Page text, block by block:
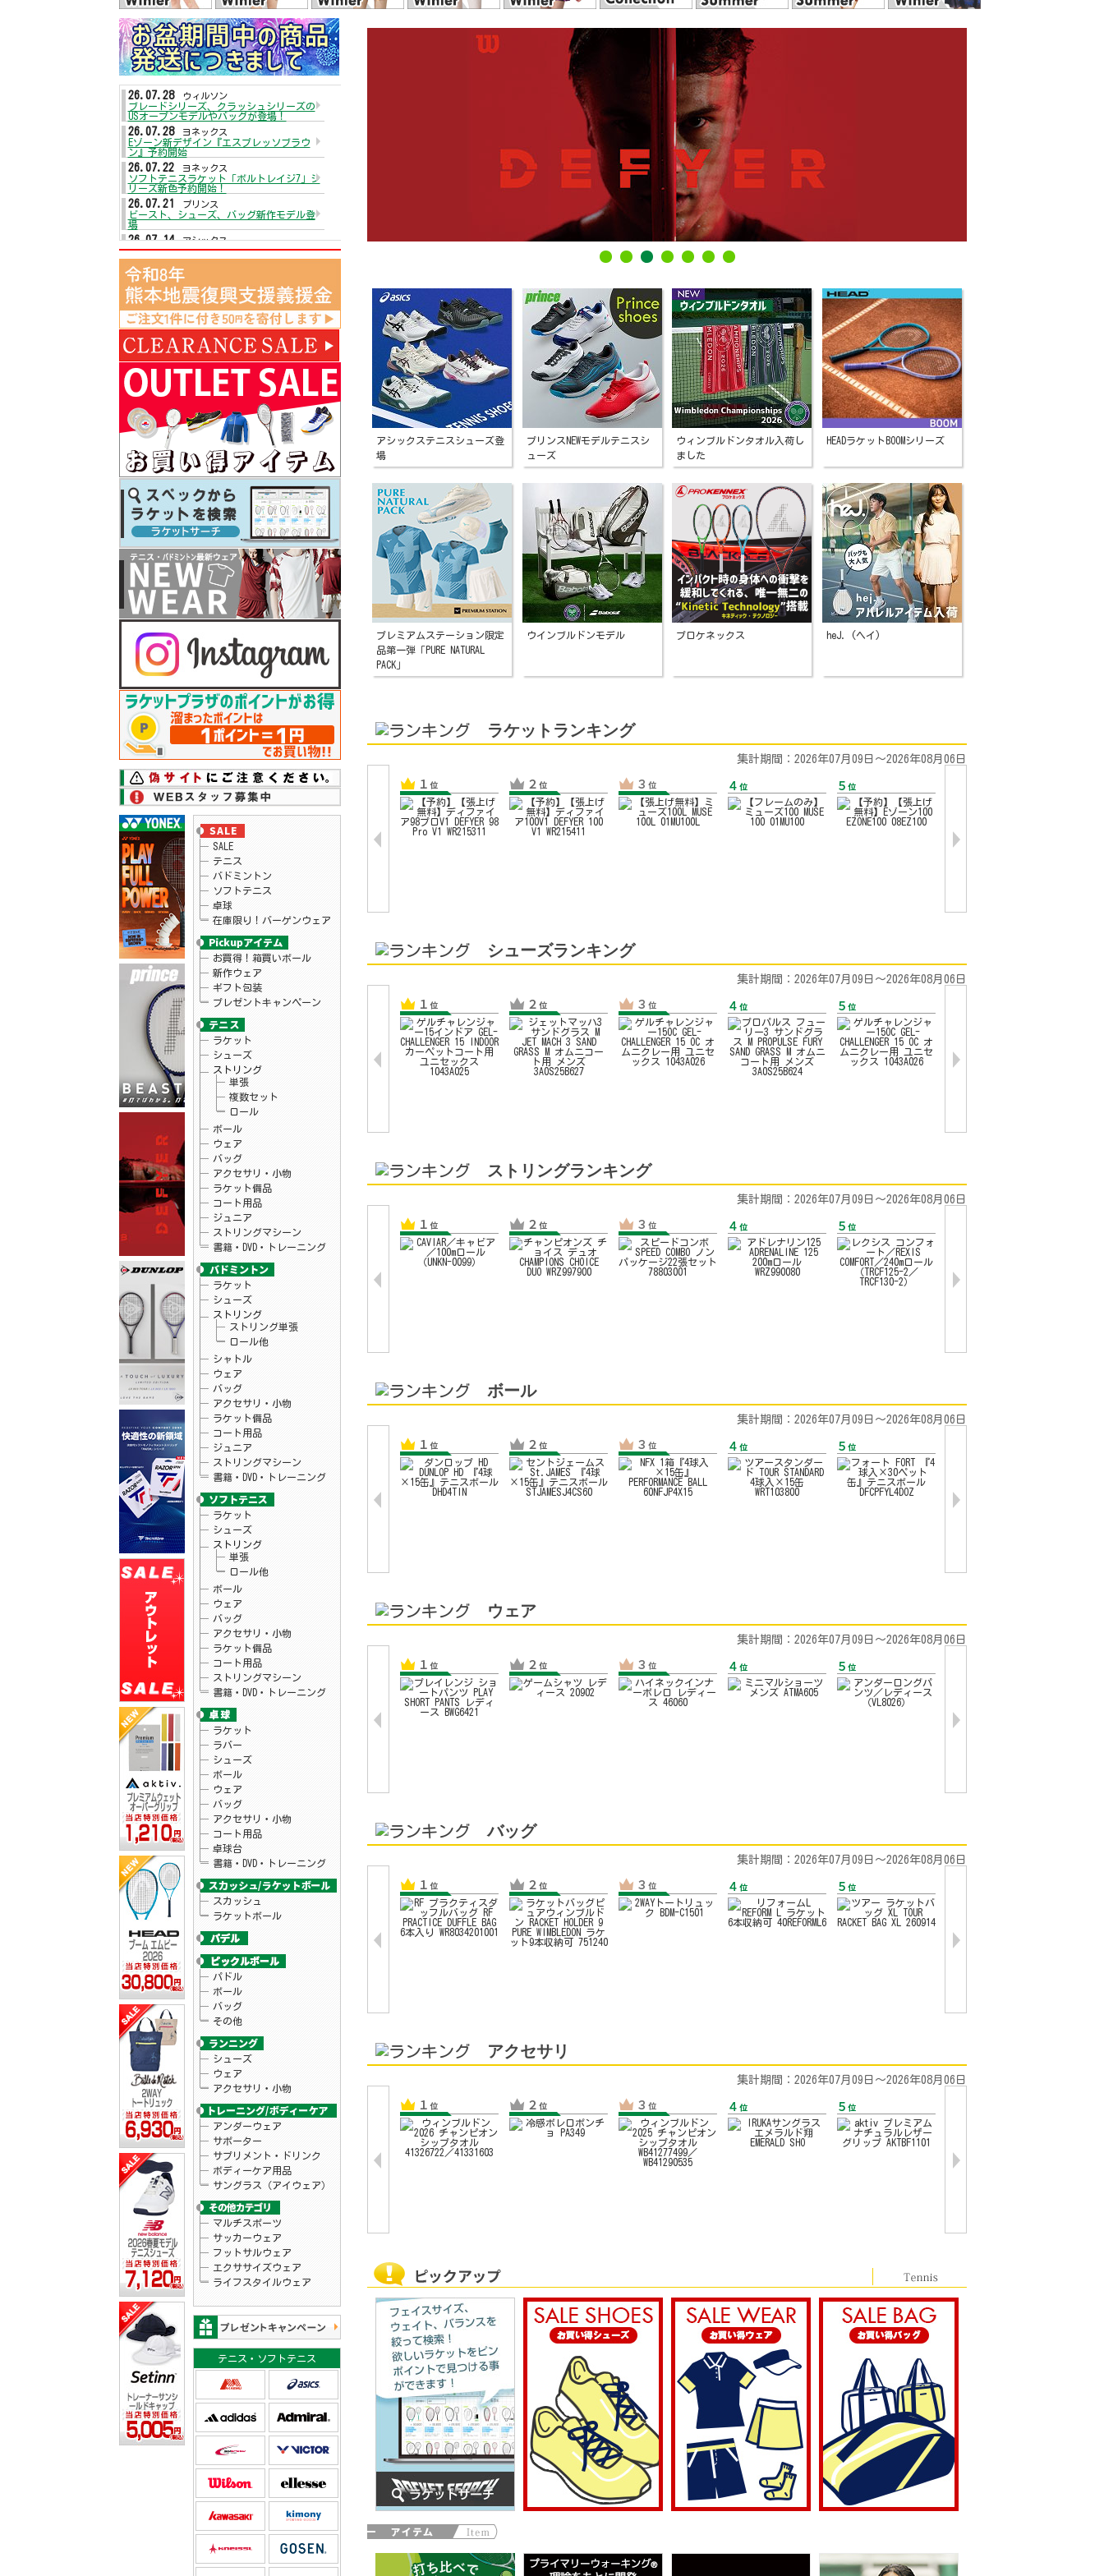
26.07.28 ウィルソン
ブレードシリーズ、クラッシュシリーズの
USオープンモデルやバッグが登場！
26.07.28 ヨネックス
Eゾーン新デザイン『エスプレッソブラウ
ン』予約開始
26.07.22 ヨネックス
ソフトテニスラケット「ボルトレイジ7」シ
リーズ新色予約開始！
26.07.21 プリンス
ビースト、シューズ、バッグ新作モデル登
場
26.07.14 アシックス
テニスシューズがプライスダウン☆
26.07.13
テニスシューズ「パワークッションエアラ
スダッシュ5」が入荷！
26.07.13 ダンロップ
2026年秋冬モデルウェアが入荷！
26.07.09 ウィルソン
テニスラケットディファイアシリーズ予約
開始
26.07.09 アシックス
テニス シューズ シリーズ 予約開始！
26.07.08 プリンス
テニスラケット「ツアー（TOUR）」」シリ
ーズ予約開始！
26.07.07 フィラ
2026年秋冬モデルウェアが予約開始！
26.07.07 ダンロップ
セントジェームスお買い上げでボールバッ
グプレゼント
26.07.07 テクニファイバー
COURTまたはNFXお買い上げでレーザースピ
ン2張プレゼント
26.07.06 ゴーセン
夏企画Tシャツが入荷しました♪
26.06.26 ダンロップ
2026年秋冬モデルウェアが予約開始！
26.06.25 ゴーセン
2025年秋冬モデルテニスウェアがプライス
ダウン！
26.06.25 ヨネックス
バドシューズ 「パワークッション65Z」シ
リーズ再入荷
26.06.22 ゴーセン
セサミストリートコラボTシャツ 予約開始
26.06.22
2026年秋冬モデルのテニスウェア 予約開始
26.06.19 ゴーセン
2026年「秋企画Tシャツ＆キャップ」予約開
始！
26.06.17 ダンロップ
テニスラケット「LX 800、LX 800 TOUR」シ
リーズ予約開始
26.06.17 ダンロップ
テニスラケット「LX 1000」シリーズ予約開
始
2026年秋冬モデルウェアが予約開始！
26.06.15 ニューバランス
2026年モデルのテニスシューズがプライス
ダウン！
26.06.11 スノワート
テニスラケット「ビタス100LS」予約受付
中！
26.06.09 ヨネックス
ヨネックス テニス シューズ「POWER
CUSHION AERUS DASH」予約開始
26.06.09 ヘッド
テニス バッグ ツアー バックパック 予
約開始！
26.06.09 ヘッド
テニスラケット「エクストリーム」シリー
ズ予約開始！
26.06.05 ヘッド
テニスラケット「パワー100」予約開始！
26.06.05 ヨネックス
テニスシューズ「パワークッションエアラ
スダッシュ」シリーズ新色 予約開始！
26.06.02 リーニン
バドミントンラケット「BLADEX 880 志田千
陽選手モデル」入荷！
FILA×mofusand コラボTシャツ入荷しまし
26.05.22 Christy
ウインブルドンチャンピオンシップ2025タ
オル プライスダウンしました♪
26.05.20 Christy
テニス アクセサリ・小物 チャンピオン
シップタオル
26.05.15 ダンロップ
テニスラケット「LX 800」シリーズ予約開
26.05.15 ダンロップ
テニスラケット「LX 1000」シリーズ予約開
26.05.15 バボラ
バボラテニスシューズ 「SFX EVO」予約開
始
26.05.15
バボラテニスシューズ 「JET TERE 2」予
約開始
ヨネックス
ソフトテニス ラケット「VOLTRAGE8」予約
開始
26.04.29 テクニファイバー
次世代ソフトモノフィラメントストリング
「レーザースピン」予約開始
26.04.24 お知らせ
当店のGW休暇中のお問い合わせ・出荷につ
26.04.15 ウィルソン
テニスラケット・バッグ「ブレード V10」
シリーズ販売開始！
26.04.15 ブルイク
「アスリートUVアンブレラ」予約開始！
26.04.10 アクティフ
テニスグリップテープ「プレミアムウェッ
トオーバーグリップ」新発売！
26.04.07 ウィルソン
テニスラケット「ローランギャロスチーム
102」予約開始！
26.04.07 ウィルソン
テニスラケット「ローランギャロスコレク
ションモデル」入荷しました♪
26.04.03 ゴーセン
夏企画Tシャツ・ロゴキャップ予約開始！
SALE
テニス
バドミントン
ソフトテニス
卓球
在庫限り！バーゲンウェア
お買得！箱買いボール
新作ウェア
ギフト包装
プレゼントキャンペーン
ラケット
シューズ
ストリング
単張
複数セット
ロール
ボール
ウェア
バッグ
アクセサリ・小物
ラケット備品
コート用品
ジュニア
ストリングマシーン
書籍・DVD・トレーニング
ラケット
シューズ
ストリング
ストリング単張
ロール他
シャトル
ウェア
バッグ
アクセサリ・小物
ラケット備品
コート用品
ジュニア
ストリングマシーン
書籍・DVD・トレーニング
ラケット
シューズ
ストリング
単張
ロール他
ボール
ウェア
バッグ
アクセサリ・小物
ラケット備品
コート用品
ストリングマシーン
書籍・DVD・トレーニング
ラケット
ラバー
シューズ
ボール
ウェア
バッグ
アクセサリ・小物
コート用品
卓球台
書籍・DVD・トレーニング
スカッシュ
ラケットボール
パドル
ボール
バッグ
その他
シューズ
ウェア
アクセサリ・小物
アンダーウェア
サポーター
サプリメント・ドリンク
ボディーケア用品
サングラス（アイウェア）
マルチスポーツ
サッカーウェア
フットサルウェア
エクササイズウェア
ライフスタイルウェア
テニス・ソフトテニス
アシックステニスシューズ登
場
プリンスNEWモデルテニスシ
ューズ
ウィンブルドンタオル入荷し
ました
HEADラケットBOOMシリーズ
プレミアムステーション限定
品第一弾「PURE NATURAL
PACK」
ウインブルドンモデル プロケネックス heJ. (ヘイ)
ラケットランキング
集計期間：2026年07月09日〜2026年08月06日
シューズランキング
集計期間：2026年07月09日〜2026年08月06日
ストリングランキング
集計期間：2026年07月09日〜2026年08月06日
ボール
集計期間：2026年07月09日〜2026年08月06日
ウェア
集計期間：2026年07月09日〜2026年08月06日
バッグ
集計期間：2026年07月09日〜2026年08月06日
アクセサリ
集計期間：2026年07月09日〜2026年08月06日